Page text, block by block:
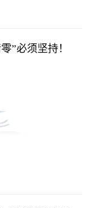
”必须坚持！